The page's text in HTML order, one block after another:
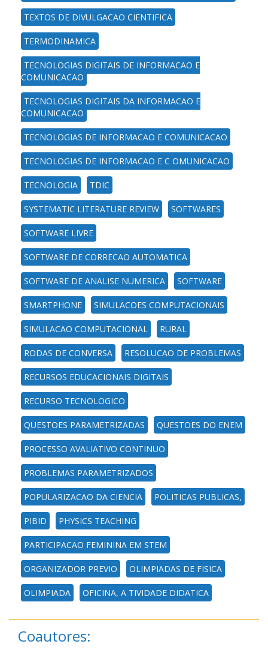
TEXTOS DE DIVULGACAO CIENTIFICA
TERMODINAMICA
TECNOLOGIAS DIGITAIS DE INFORMACAO E
COMUNICACAO
TECNOLOGIAS DIGITAIS DA INFORMACAO E
COMUNICACAO
TECNOLOGIAS DE INFORMACAO E COMUNICACAO
TECNOLOGIAS DE INFORMACAO E C OMUNICACAO
TECNOLOGIA TDIC
SYSTEMATIC LITERATURE REVIEW SOFTWARES
SOFTWARE LIVRE
SOFTWARE DE CORRECAO AUTOMATICA
SOFTWARE DE ANALISE NUMERICA SOFTWARE
SMARTPHONE SIMULACOES COMPUTACIONAIS
SIMULACAO COMPUTACIONAL RURAL
RODAS DE CONVERSA RESOLUCAO DE PROBLEMAS
RECURSOS EDUCACIONAIS DIGITAIS
RECURSO TECNOLOGICO
QUESTOES PARAMETRIZADAS QUESTOES DO ENEM
PROCESSO AVALIATIVO CONTINUO
PROBLEMAS PARAMETRIZADOS
POPULARIZACAO DA CIENCIA POLITICAS PUBLICAS,
PIBID PHYSICS TEACHING
PARTICIPACAO FEMININA EM STEM
ORGANIZADOR PREVIO OLIMPIADAS DE FISICA
OLIMPIADA OFICINA, A TIVIDADE DIDATICA
Coautores: